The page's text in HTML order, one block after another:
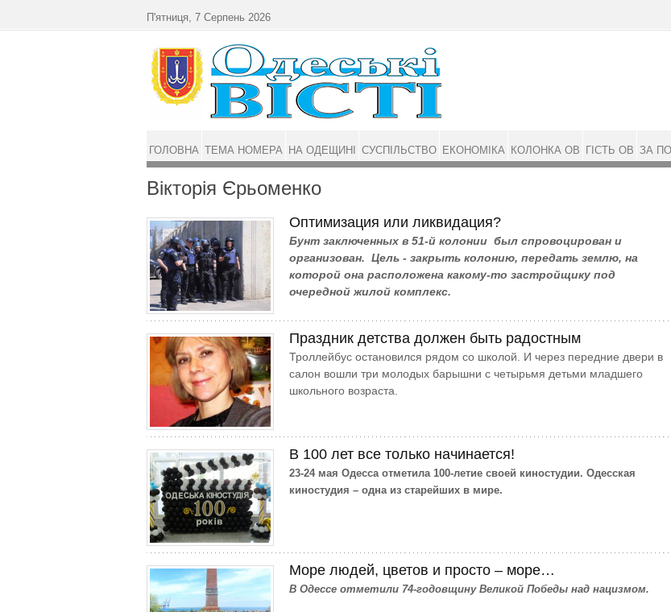
Вікторія Єрьоменко
Оптимизация или ликвидация?
Бунт заключенных в 51-й колонии был спровоцирован и
организован. Цель - закрыть колонию, передать землю, на
которой она расположена какому-то застройщику под
очередной жилой комплекс.
Праздник детства должен быть радостным
Троллейбус остановился рядом со школой. И через передние двери в
салон вошли три молодых барышни с четырьмя детьми младшего
школьного возраста.
В 100 лет все только начинается!
23-24 мая Одесса отметила 100-летие своей киностудии. Одесская
киностудия – одна из старейших в мире.
Море людей, цветов и просто – море…
В Одессе отметили 74-годовщину Великой Победы над нацизмом.
П'ятниця, 7 Серпень 2026
ГОЛОВНА ТЕМА НОМЕРА НА ОДЕЩИНІ СУСПІЛЬСТВО ЕКОНОМІКА КОЛОНКА ОВ ГІСТЬ ОВ ЗА